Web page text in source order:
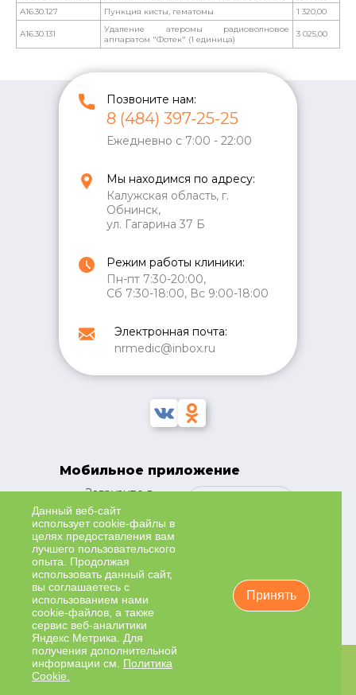
А16.30.127
Пункция кисты, гематомы 1 320,00
А16.30.131
Удаление атеромы радиоволновое
аппаратом "Фотек" (1 единица)
3 025,00
Позвоните нам:
8 (484) 397-25-25
Ежедневно с 7:00 - 22:00
Мы находимся по адресу:
Калужская область, г.
Обнинск,
ул. Гагарина 37 Б
Режим работы клиники:
Пн-пт 7:30-20:00,
Сб 7:30-18:00, Вс 9:00-18:00
Электронная почта:
nrmedic@inbox.ru
Мобильное приложение
Загрузите в
Google
Play
Загрузите в
App Store
Загрузите в
AppGallery
камеру, чтобы
установить
приложение
ИМЕЮТСЯ ПРОТИВОПОКАЗАНИЯ К ПРИМЕНЕНИЮ.
НЕОБХОДИМО ПРОКОНСУЛЬТИРОВАТЬСЯ СО
Данный веб-сайт
использует cookie-файлы в
целях предоставления вам
лучшего пользовательского
опыта. Продолжая
использовать данный сайт,
вы соглашаетесь с
использованием нами
cookie-файлов, а также
сервис веб-аналитики
Яндекс Метрика. Для
получения дополнительной
информации см. Политика
Cookie.
Принять